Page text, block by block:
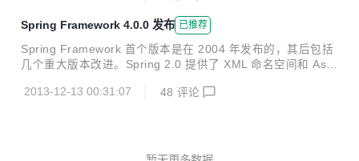
54] BeanUtilsBean.copyProperties() no longer throws a C
onversionException for null properties of certain data type
s. This fixes a regression int...
Spring Framework 4.0.0 发布 已推荐
Spring Framework 首个版本是在 2004 年发布的，其后包括
几个重大版本改进。Spring 2.0 提供了 XML 命名空间和 Asp
入加强的 Java 5+ 基础和 @configuration 模型。 而 Spring
指南 关于 Spring 4.0 新特性的详细介绍请看 Whats ...
2013-12-13 00:31:07 48 评论